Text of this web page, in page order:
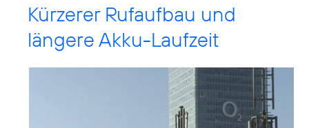
Kürzerer Rufaufbau und
längere Akku-Laufzeit